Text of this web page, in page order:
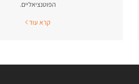
הפוטנציאליים.
קרא עוד